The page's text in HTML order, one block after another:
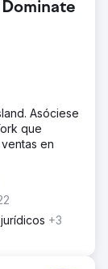
Asóciese
que
en
+3